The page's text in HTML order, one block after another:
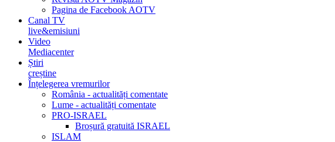
Pagina de Facebook AOTV
Canal TV
live&emisiuni
Video
Mediacenter
Știri
creștine
Înțelegerea vremurilor
România - actualități comentate
Lume - actualități comentate
PRO-ISRAEL
Broșură gratuită ISRAEL
ISLAM